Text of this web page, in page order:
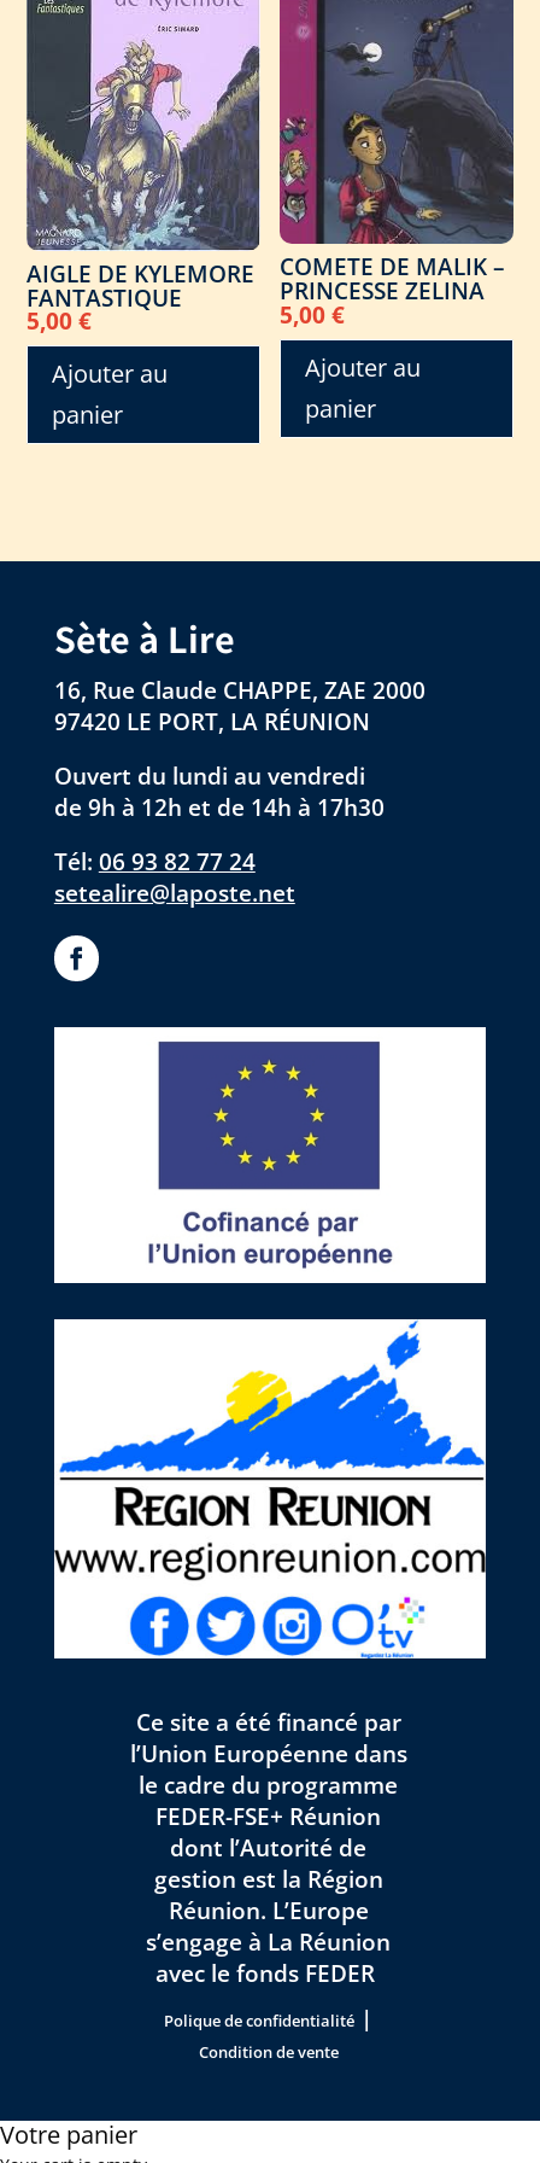
AIGLE DE KYLEMORE
FANTASTIQUE
5,00€
Ajouter au
panier
COMETE DE MALIK –
PRINCESSE ZELINA
5,00€
Ajouter au
panier
Sète à Lire
16, Rue Claude CHAPPE, ZAE 2000
97420 LE PORT, LA RÉUNION
Ouvert du lundi au vendredi
de 9h à 12h et de 14h à 17h30
Tél: 06 93 82 77 24
setealire@laposte.net
Ce site a été financé par
l’Union Européenne dans
le cadre du programme
FEDER-FSE+ Réunion
dont l’Autorité de
gestion est la Région
Réunion. L’Europe
s’engage à La Réunion
avec le fonds FEDER
Polique de confidentialité |
Condition de vente
Votre panier